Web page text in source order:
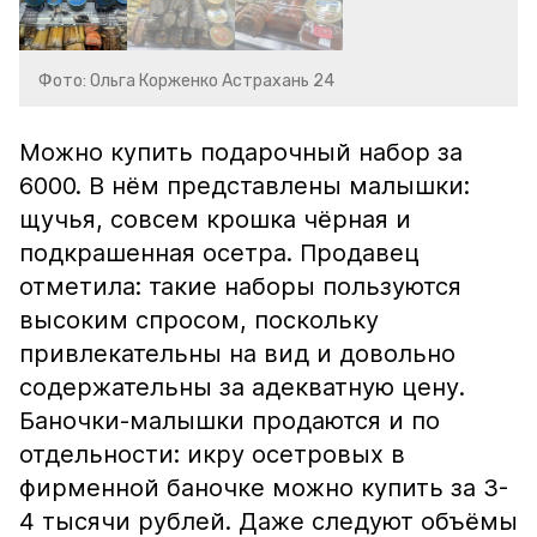
Фото: Ольга Корженко Астрахань 24
Можно купить подарочный набор за
6000. В нём представлены малышки:
щучья, совсем крошка чёрная и
подкрашенная осетра. Продавец
отметила: такие наборы пользуются
высоким спросом, поскольку
привлекательны на вид и довольно
содержательны за адекватную цену.
Баночки-малышки продаются и по
отдельности: икру осетровых в
фирменной баночке можно купить за 3-
4 тысячи рублей. Даже следуют объёмы